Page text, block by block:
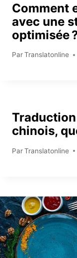
Comment
avec une
optimisée
ParTranslatonline
chinois,
ParTranslatonline